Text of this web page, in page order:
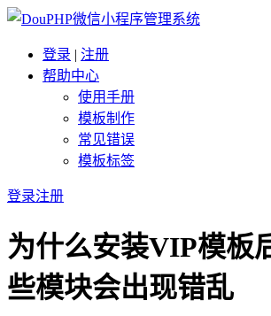
登录 | 注册
帮助中心
使用手册
模板制作
常见错误
模板标签
登录注册
为什么安装VIP模板
些模块会出现错乱